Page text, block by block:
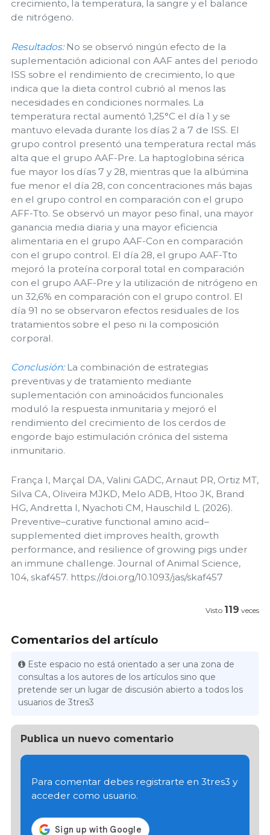
crecimiento, la temperatura, la sangre y el balance
de nitrógeno.
Resultados:No se observó ningún efecto de la
suplementación adicional con AAF antes del periodo
ISS sobre el rendimiento de crecimiento, lo que
indica que la dieta control cubrió al menos las
necesidades en condiciones normales. La
temperatura rectal aumentó 1,25°C el día 1 y se
mantuvo elevada durante los días 2 a 7 de ISS. El
grupo control presentó una temperatura rectal más
alta que el grupo AAF-Pre. La haptoglobina sérica
fue mayor los días 7 y 28, mientras que la albúmina
fue menor el día 28, con concentraciones más bajas
en el grupo control en comparación con el grupo
AFF-Tto. Se observó un mayor peso final, una mayor
ganancia media diaria y una mayor eficiencia
alimentaria en el grupo AAF-Con en comparación
con el grupo control. El día 28, el grupo AAF-Tto
mejoró la proteína corporal total en comparación
con el grupo AAF-Pre y la utilización de nitrógeno en
un 32,6% en comparación con el grupo control. El
día 91 no se observaron efectos residuales de los
tratamientos sobre el peso ni la composición
corporal.
Conclusión:La combinación de estrategias
preventivas y de tratamiento mediante
suplementación con aminoácidos funcionales
moduló la respuesta inmunitaria y mejoró el
rendimiento del crecimiento de los cerdos de
engorde bajo estimulación crónica del sistema
inmunitario.
França I, Marçal DA, Valini GADC, Arnaut PR, Ortiz MT,
Silva CA, Oliveira MJKD, Melo ADB, Htoo JK, Brand
HG, Andretta I, Nyachoti CM, Hauschild L (2026).
Preventive–curative functional amino acid–
supplemented diet improves health, growth
performance, and resilience of growing pigs under
an immune challenge. Journal of Animal Science,
104, skaf457. https://doi.org/10.1093/jas/skaf457
Visto 119 veces
Comentarios del artículo
Este espacio no está orientado a ser una zona de
consultas a los autores de los artículos sino que
pretende ser un lugar de discusión abierto a todos los
usuarios de 3tres3
Publica un nuevo comentario
Para comentar debes registrarte en 3tres3 y
acceder como usuario.